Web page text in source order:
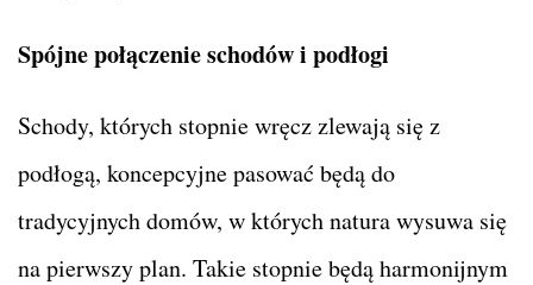
Spójne połączenie schodów i podłogi
Schody, których stopnie wręcz zlewają się z
podłogą, koncepcyjne pasować będą do
tradycyjnych domów, w których natura wysuwa się
na pierwszy plan. Takie stopnie będą harmonijnym